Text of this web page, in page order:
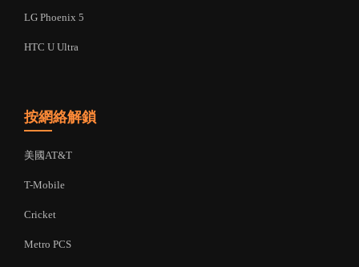
LG Phoenix 5
HTC U Ultra
按網絡解鎖
美國AT&T
T-Mobile
Cricket
Metro PCS